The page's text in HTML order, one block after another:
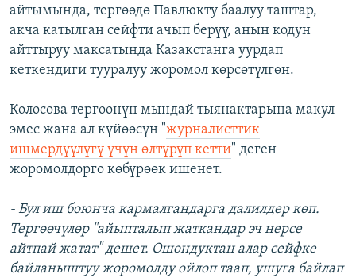
айтымында, тергөөдө Павлюкту баалуу таштар,
акча катылган сейфти ачып берүү, анын кодун
айттыруу максатында Казакстанга уурдап
кеткендиги тууралуу жоромол көрсөтүлгөн.
Колосова тергөөнүн мындай тыянактарына макул
эмес жана ал күйөөсүн "журналисттик
ишмердүүлүгү үчүн өлтүрүп кетти" деген
жоромолдорго көбүрөөк ишенет.
- Бул иш боюнча кармалгандарга далилдер көп.
Тергөөчүлөр "айыпталып жаткандар эч нерсе
айтпай жатат" дешет. Ошондуктан алар сейфке
байланыштуу жоромолду ойлоп таап, ушуга байлап